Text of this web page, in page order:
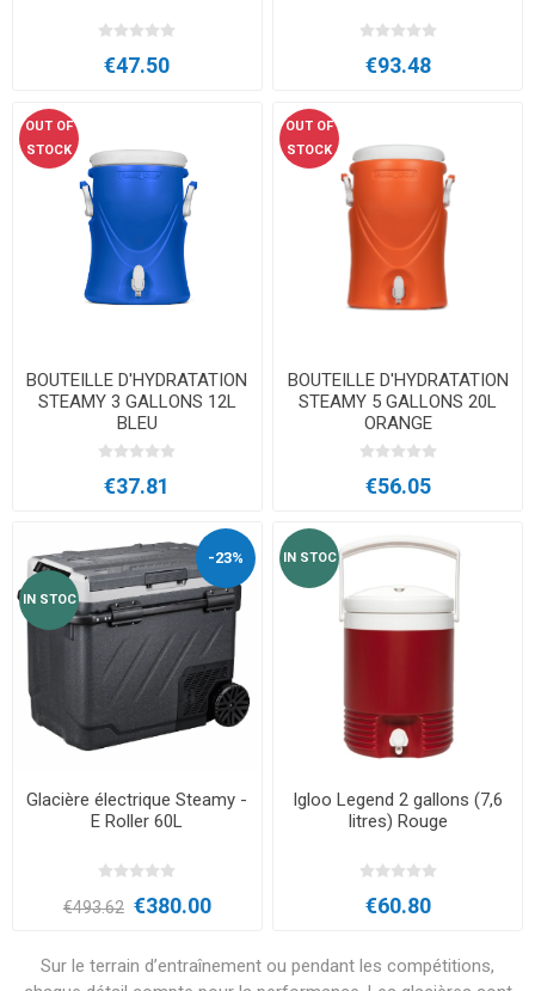
Sur le terrain d’entraînement ou pendant les compétitions,
€47.50 €93.48
OUT OF
STOCK
BOUTEILLE D'HYDRATATION
STEAMY 3 GALLONS 12L
BLEU
€37.81
OUT OF
STOCK
BOUTEILLE D'HYDRATATION
STEAMY 5 GALLONS 20L
ORANGE
€56.05
-23%
IN STOC
Glacière électrique Steamy -
E Roller 60L
€493.62 €380.00
IN STOC
Igloo Legend 2 gallons (7,6
litres) Rouge
€60.80